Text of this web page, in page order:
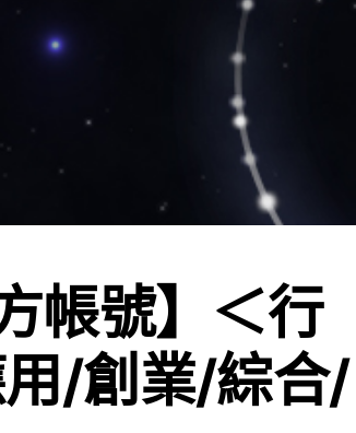
帳號】＜行
/創業/綜合/